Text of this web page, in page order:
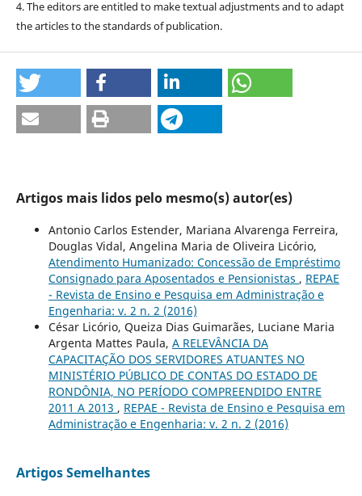
4. The editors are entitled to make textual adjustments and to adapt
the articles to the standards of publication.
Artigos mais lidos pelo mesmo(s) autor(es)
Antonio Carlos Estender, Mariana Alvarenga Ferreira,
Douglas Vidal, Angelina Maria de Oliveira Licório,
Atendimento Humanizado: Concessão de Empréstimo
Consignado para Aposentados e Pensionistas , REPAE
- Revista de Ensino e Pesquisa em Administração e
Engenharia: v. 2 n. 2 (2016)
César Licório, Queiza Dias Guimarães, Luciane Maria
Argenta Mattes Paula, A RELEVÂNCIA DA
CAPACITAÇÃO DOS SERVIDORES ATUANTES NO
MINISTÉRIO PÚBLICO DE CONTAS DO ESTADO DE
RONDÔNIA, NO PERÍODO COMPREENDIDO ENTRE
2011 A 2013 , REPAE - Revista de Ensino e Pesquisa em
Administração e Engenharia: v. 2 n. 2 (2016)
Artigos Semelhantes